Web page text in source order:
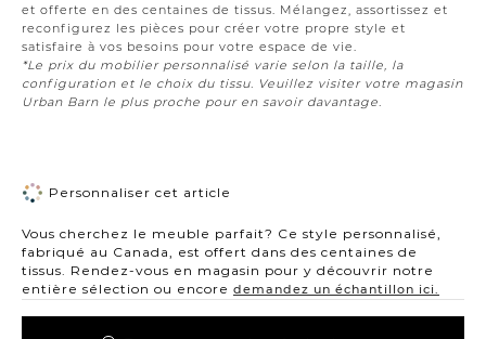
et offerte en des centaines de tissus. Mélangez, assortissez et
reconfigurez les pièces pour créer votre propre style et
satisfaire à vos besoins pour votre espace de vie.
*Le prix du mobilier personnalisé varie selon la taille, la
configuration et le choix du tissu. Veuillez visiter votre magasin
Urban Barn le plus proche pour en savoir davantage.
Personnaliser cet article
Vous cherchez le meuble parfait? Ce style personnalisé,
fabriqué au Canada, est offert dans des centaines de
tissus. Rendez-vous en magasin pour y découvrir notre
entière sélection ou encore demandez un échantillon ici.